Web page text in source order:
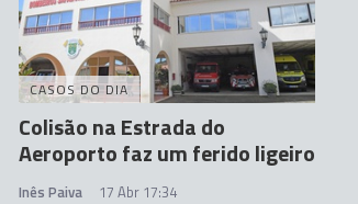
CASOS DO DIA
Colisão na Estrada do
Aeroporto faz um ferido ligeiro
Inês Paiva 17 Abr 17:34